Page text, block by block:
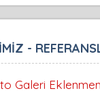
-
Galeri